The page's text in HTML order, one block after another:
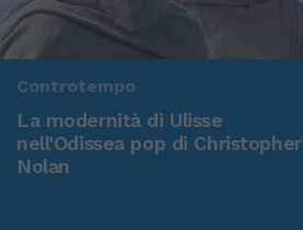
Controtempo
La modernità di Ulisse
nell'Odissea pop di Christopher
Nolan